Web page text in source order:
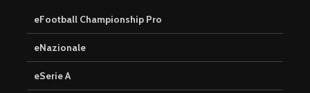
eFootball Championship Pro
eNazionale
eSerie A